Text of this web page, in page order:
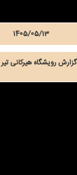
1405/05/13
گزارش رویشگاه هیرکانی تیر 1405